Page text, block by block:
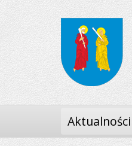
Przejdź
do
menu
Przejdź
do
treści
Aktualności